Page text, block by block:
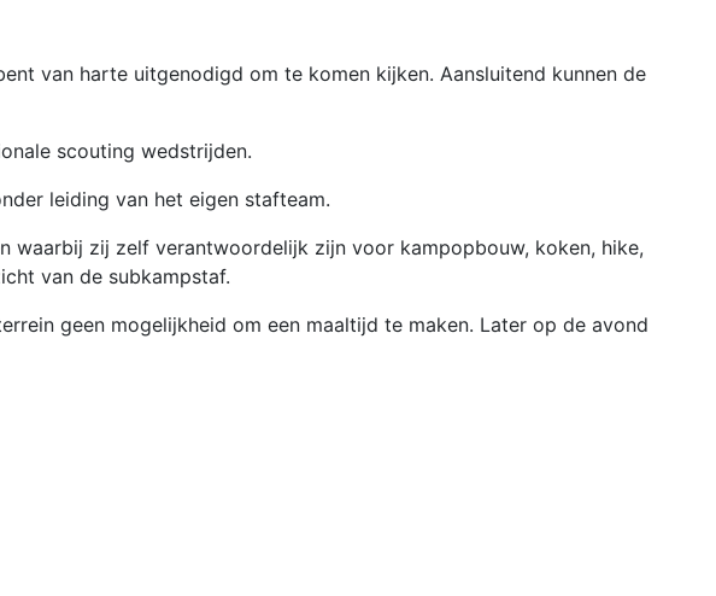
van harte uitgenodigd om te komen kijken. Aansluitend kunnen de
scouting wedstrijden.
leiding van het eigen stafteam.
waarbij zij zelf verantwoordelijk zijn voor kampopbouw, koken, hike,
van de subkampstaf.
geen mogelijkheid om een maaltijd te maken. Later op de avond